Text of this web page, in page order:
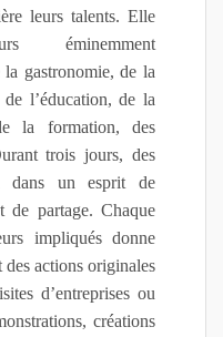
leurs talents. Elle
éminemment
la gastronomie, de la
l’éducation, de la
la formation, des
trois jours, des
dans un esprit de
de partage. Chaque
impliqués donne
des actions originales
d’entreprises ou
créations